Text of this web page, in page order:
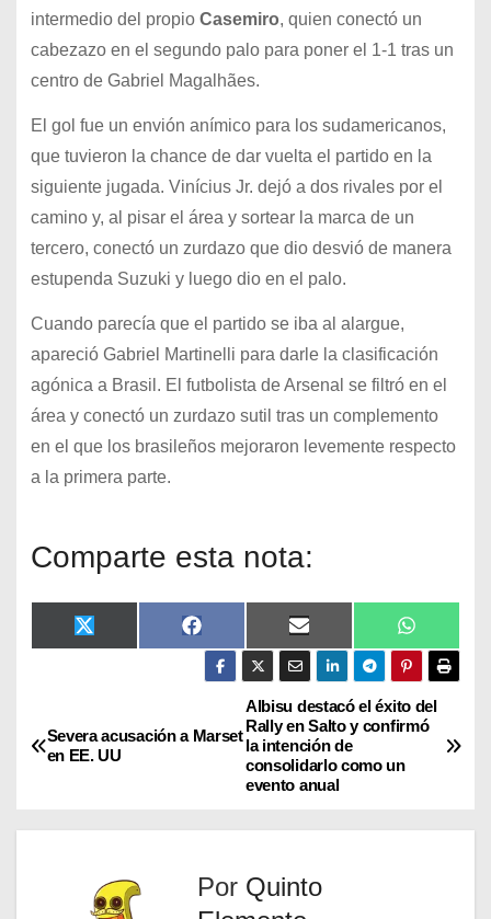
intermedio del propio Casemiro, quien conectó un
cabezazo en el segundo palo para poner el 1-1 tras un
centro de Gabriel Magalhães.
El gol fue un envión anímico para los sudamericanos,
que tuvieron la chance de dar vuelta el partido en la
siguiente jugada. Vinícius Jr. dejó a dos rivales por el
camino y, al pisar el área y sortear la marca de un
tercero, conectó un zurdazo que dio desvió de manera
estupenda Suzuki y luego dio en el palo.
Cuando parecía que el partido se iba al alargue,
apareció Gabriel Martinelli para darle la clasificación
agónica a Brasil. El futbolista de Arsenal se filtró en el
área y conectó un zurdazo sutil tras un complemento
en el que los brasileños mejoraron levemente respecto
a la primera parte.
Comparte esta nota:
X
(
t
e
F
a
e
o
E
m
i
l
W
h
t
s
A
Albisu destacó el éxito del
Rally en Salto y confirmó
la intención de
consolidarlo como un
evento anual
Severa acusación a Marset
en EE. UU
Por Quinto